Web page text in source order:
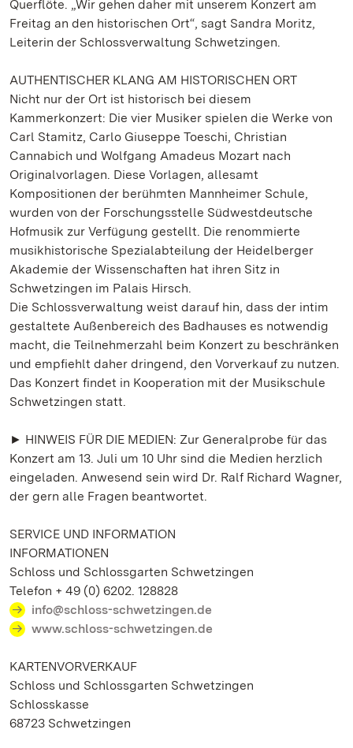
Querflöte. „Wir gehen daher mit unserem Konzert am
Freitag an den historischen Ort“, sagt Sandra Moritz,
Leiterin der Schlossverwaltung Schwetzingen.
AUTHENTISCHER KLANG AM HISTORISCHEN ORT
Nicht nur der Ort ist historisch bei diesem
Kammerkonzert: Die vier Musiker spielen die Werke von
Carl Stamitz, Carlo Giuseppe Toeschi, Christian
Cannabich und Wolfgang Amadeus Mozart nach
Originalvorlagen. Diese Vorlagen, allesamt
Kompositionen der berühmten Mannheimer Schule,
wurden von der Forschungsstelle Südwestdeutsche
Hofmusik zur Verfügung gestellt. Die renommierte
musikhistorische Spezialabteilung der Heidelberger
Akademie der Wissenschaften hat ihren Sitz in
Schwetzingen im Palais Hirsch.
Die Schlossverwaltung weist darauf hin, dass der intim
gestaltete Außenbereich des Badhauses es notwendig
macht, die Teilnehmerzahl beim Konzert zu beschränken
und empfiehlt daher dringend, den Vorverkauf zu nutzen.
Das Konzert findet in Kooperation mit der Musikschule
Schwetzingen statt.
► HINWEIS FÜR DIE MEDIEN: Zur Generalprobe für das
Konzert am 13. Juli um 10 Uhr sind die Medien herzlich
eingeladen. Anwesend sein wird Dr. Ralf Richard Wagner,
der gern alle Fragen beantwortet.
SERVICE UND INFORMATION
INFORMATIONEN
Schloss und Schlossgarten Schwetzingen
Telefon + 49 (0) 6202. 128828
info@schloss-schwetzingen.de
www.schloss-schwetzingen.de
KARTENVORVERKAUF
Schloss und Schlossgarten Schwetzingen
Schlosskasse
68723 Schwetzingen